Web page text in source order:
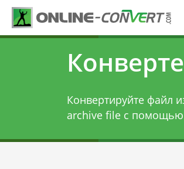
Конвертируйте файл
archive file с помощью